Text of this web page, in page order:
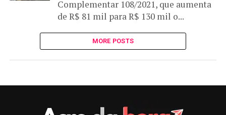
Complementar 108/2021, que aumenta
de R$ 81 mil para R$ 130 mil o...
MORE POSTS